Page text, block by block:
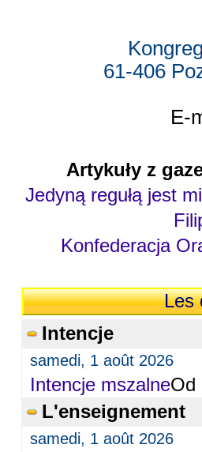
61-406
E-
Artykuły z
Jedyną regułą jest
Konfederacja
Les
Intencje
samedi, 1 août 2026
Intencje mszalneOd
L'enseignement
samedi, 1 août 2026